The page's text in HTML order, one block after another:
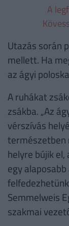
A
Utazás során
mellett. Ha
az ágyi
A ruhákat
zsákba. „Az
vérszívás
természetben
helyre bújik
egy
Semmelweis
szakmai